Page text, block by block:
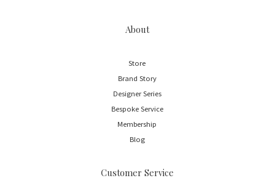
About
Store
Brand Story
Designer Series
Bespoke Service
Membership
Blog
Customer Service